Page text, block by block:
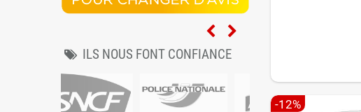
-12%
ILS NOUS FONT CONFIANCE